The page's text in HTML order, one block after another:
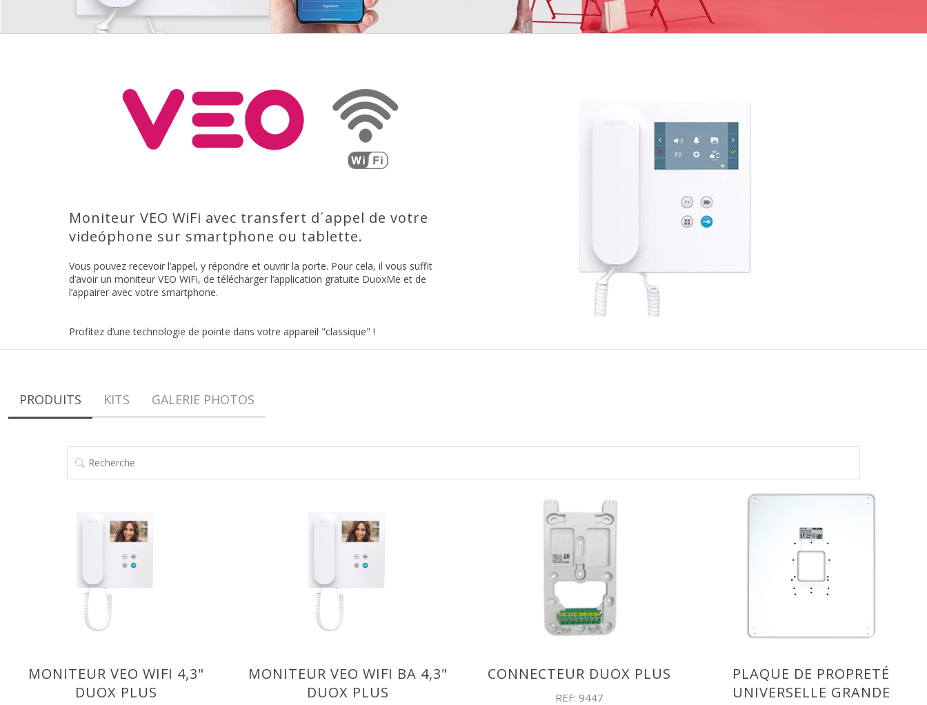
Moniteur VEO WiFi avec transfert d´appel de votre
videóphone sur smartphone ou tablette.
Vous pouvez recevoir l’appel, y répondre et ouvrir la porte. Pour cela, il vous suffit
d’avoir un moniteur VEO WiFi, de télécharger l’application gratuite DuoxMe et de
l’appairer avec votre smartphone.
Profitez d’une technologie de pointe dans votre appareil "classique" !
PRODUITS KITS GALERIE PHOTOS
MONITEUR VEO WIFI 4,3"
DUOX PLUS
MONITEUR VEO WIFI BA 4,3"
DUOX PLUS
CONNECTEUR DUOX PLUS
REF: 9447
PLAQUE DE PROPRETÉ
UNIVERSELLE GRANDE